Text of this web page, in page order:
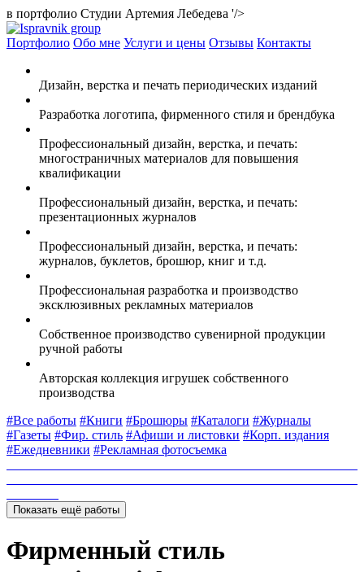
в портфолио Студии Артемия Лебедева '/>
Портфолио Обо мне Услуги и цены Отзывы Контакты
Дизайн, верстка и печать периодических изданий
Разработка логотипа, фирменного стиля и брендбука
Профессиональный дизайн, верстка, и печать:
многостраничных материалов для повышения
квалификации
Профессиональный дизайн, верстка, и печать:
презентационных журналов
Профессиональный дизайн, верстка, и печать:
журналов, буклетов, брошюр, книг и т.д.
Профессиональная разработка и производство
эксклюзивных рекламных материалов
Собственное производство сувенирной продукции
ручной работы
Авторская коллекция игрушек собственного
производства
#Все работы #Книги #Брошюры #Каталоги #Журналы
#Газеты #Фир. стиль #Афиши и листовки #Корп. издания
#Ежедневники #Рекламная фотосъемка
Показать ещё работы
Фирменный стиль